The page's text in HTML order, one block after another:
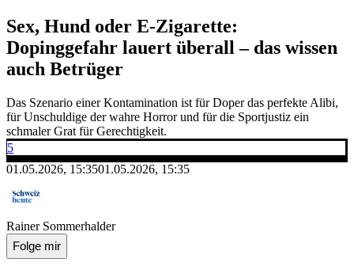
Sex, Hund oder E-Zigarette:
Dopinggefahr lauert überall – das wissen
auch Betrüger
Das Szenario einer Kontamination ist für Doper das perfekte Alibi,
für Unschuldige der wahre Horror und für die Sportjustiz ein
schmaler Grat für Gerechtigkeit.
5
01.05.2026, 15:3501.05.2026, 15:35
Rainer Sommerhalder
Folge mir